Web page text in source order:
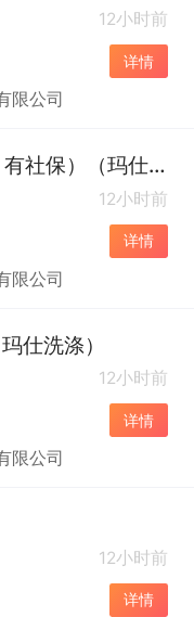
12小时前
详情
限公司
分拣工（10点上班，包吃住，有社保）（玛仕洗涤）
12小时前
详情
限公司
仕洗涤）
12小时前
详情
限公司
12小时前
详情